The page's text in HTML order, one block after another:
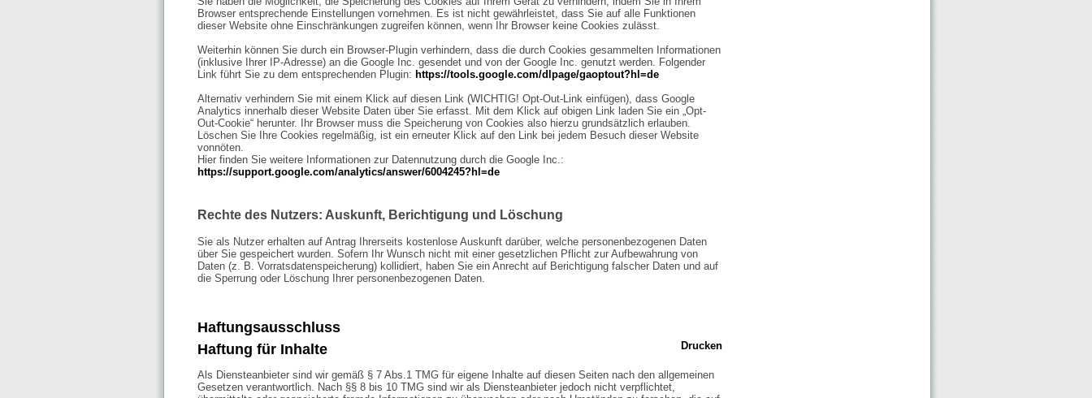
Browser entsprechende Einstellungen vornehmen. Es ist nicht gewährleistet, dass Sie auf alle Funktionen
dieser Website ohne Einschränkungen zugreifen können, wenn Ihr Browser keine Cookies zulässt.
Weiterhin können Sie durch ein Browser-Plugin verhindern, dass die durch Cookies gesammelten Informationen
(inklusive Ihrer IP-Adresse) an die Google Inc. gesendet und von der Google Inc. genutzt werden. Folgender
Link führt Sie zu dem entsprechenden Plugin: https://tools.google.com/dlpage/gaoptout?hl=de
Alternativ verhindern Sie mit einem Klick auf diesen Link (WICHTIG! Opt-Out-Link einfügen), dass Google
Analytics innerhalb dieser Website Daten über Sie erfasst. Mit dem Klick auf obigen Link laden Sie ein „Opt-
Out-Cookie“ herunter. Ihr Browser muss die Speicherung von Cookies also hierzu grundsätzlich erlauben.
Löschen Sie Ihre Cookies regelmäßig, ist ein erneuter Klick auf den Link bei jedem Besuch dieser Website
vonnöten.
Hier finden Sie weitere Informationen zur Datennutzung durch die Google Inc.:
https://support.google.com/analytics/answer/6004245?hl=de
Rechte des Nutzers: Auskunft, Berichtigung und Löschung
Sie als Nutzer erhalten auf Antrag Ihrerseits kostenlose Auskunft darüber, welche personenbezogenen Daten
über Sie gespeichert wurden. Sofern Ihr Wunsch nicht mit einer gesetzlichen Pflicht zur Aufbewahrung von
Daten (z. B. Vorratsdatenspeicherung) kollidiert, haben Sie ein Anrecht auf Berichtigung falscher Daten und auf
die Sperrung oder Löschung Ihrer personenbezogenen Daten.
Haftungsausschluss
Drucken
Haftung für Inhalte
Als Diensteanbieter sind wir gemäß § 7 Abs.1 TMG für eigene Inhalte auf diesen Seiten nach den allgemeinen
Gesetzen verantwortlich. Nach §§ 8 bis 10 TMG sind wir als Diensteanbieter jedoch nicht verpflichtet,